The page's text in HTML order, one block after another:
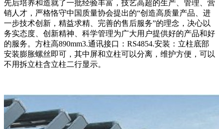
先后培养和造就了一批经验丰富，技艺高超的生产、管理、营
销人才，严格恪守中国质量协会提出的“创造高质量产品、进
一步技术创新，精益求精、完善的售后服务”的理念，决心以
务实态度、创新精神、科学管理为广大用户提供好的产品和好
的服务。方柱高890mm3.通讯接口：RS4854.安装：立柱底部
安装膨胀螺丝即可，其中屏和立柱可以分离，维护方便，可以
不用拆立柱含立柱二行显示。